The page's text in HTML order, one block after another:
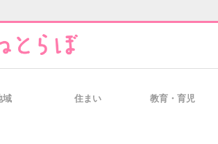
域 住まい 教育・育児